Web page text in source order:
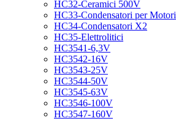
HC32-Ceramici 500V
HC33-Condensatori per Motori
HC34-Condensatori X2
HC35-Elettrolitici
HC3541-6,3V
HC3542-16V
HC3543-25V
HC3544-50V
HC3545-63V
HC3546-100V
HC3547-160V